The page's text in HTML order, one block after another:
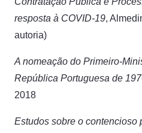
resposta à COVID-19,
autoria)
A nomeação do Primeiro-
República Portuguesa de
2018
Estudos sobre o contencioso